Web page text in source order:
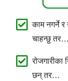
काम नगर्ने र
चाहन्छु तर…
रोजगारीका
छन् तर…